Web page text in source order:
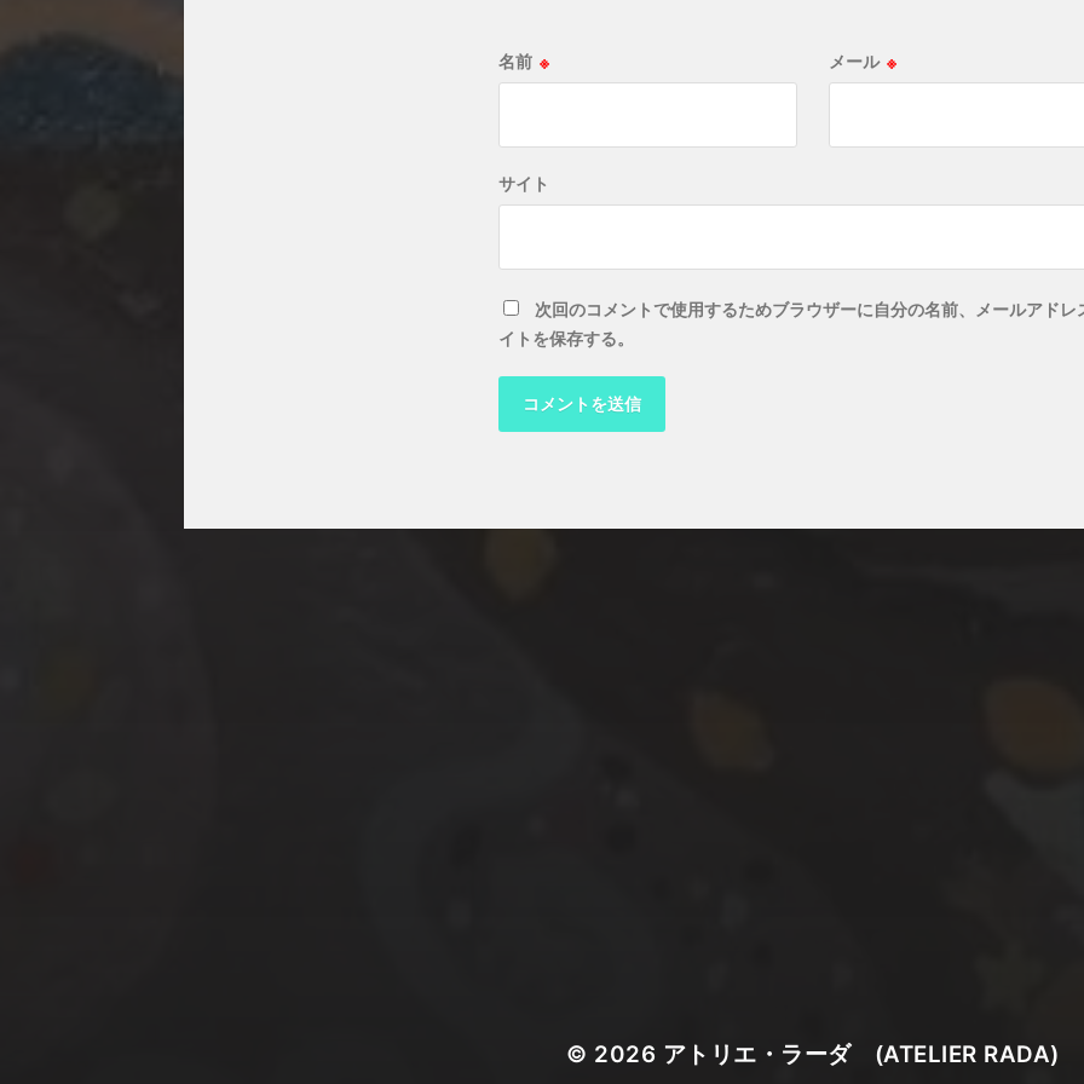
名前 ※ メール ※
サイト
次回のコメントで使用するためブラウザーに自分の名前、メールアドレ
イトを保存する。
© 2026 アトリエ・ラーダ (ATELIER RADA)